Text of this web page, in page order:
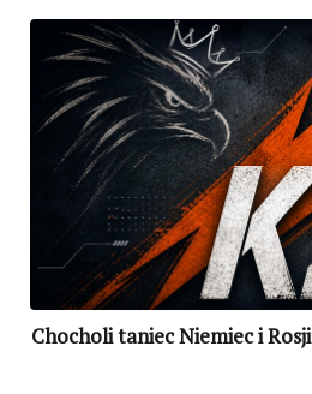
Chocholi taniec Niemiec i Rosji